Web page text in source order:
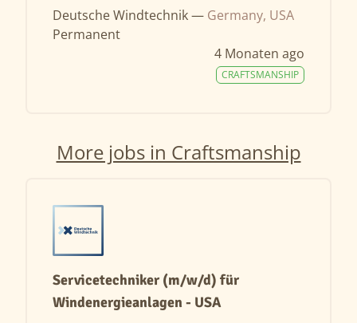
Deutsche Windtechnik — Germany, USA
Permanent
4 Monaten ago
CRAFTSMANSHIP
More jobs in Craftsmanship
Servicetechniker (m/w/d) für
Windenergieanlagen - USA